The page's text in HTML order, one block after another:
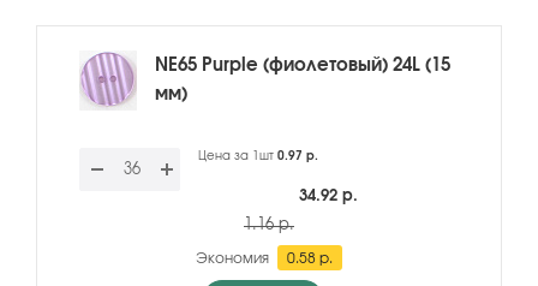
NE65 Purple (фиолетовый) 24L (15
мм)
Цена за 1шт 0.97 р.
34.92 р.
1.16 р.
Экономия 0.58 р.